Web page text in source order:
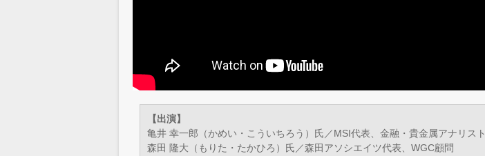
【出演】
亀井 幸一郎（かめい・こういちろう）氏／MSI代表、金融・貴金属アナリスト
森田 隆大（もりた・たかひろ）氏／森田アソシエイツ代表、WGC顧問